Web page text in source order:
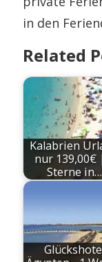
in den
Related
Kalabrien
nur 139,00€
Sterne in…